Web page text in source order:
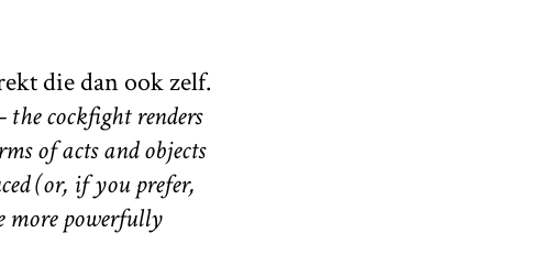
die dan ook zelf.
cockfight renders
of acts and objects
(or, if you prefer,
more powerfully